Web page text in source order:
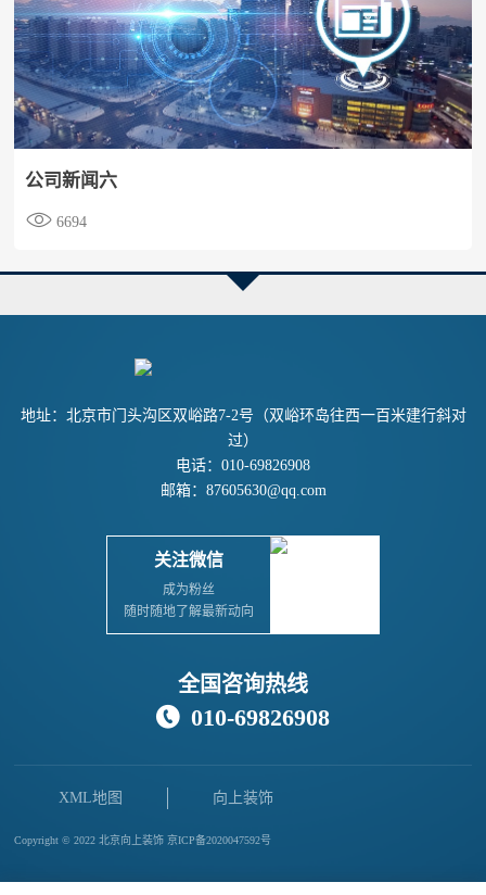
公司新闻六
 6694
地址：北京市门头沟区双峪路7-2号（双峪环岛往西一百米建行斜对
过）
电话：010-69826908
邮箱：87605630@qq.com
关注微信
成为粉丝
随时随地了解最新动向
全国咨询热线
 010-69826908
XML地图 向上装饰
Copyright © 2022 北京向上装饰京ICP备2020047592号